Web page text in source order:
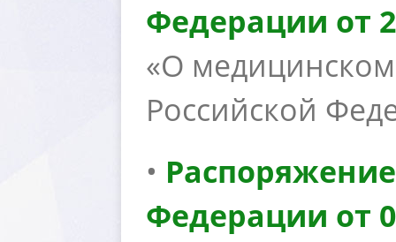
Федерации от
«О
Российской
•
Федерации от